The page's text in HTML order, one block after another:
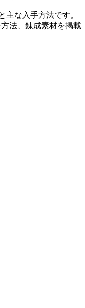
主な入手方法です。
法、錬成素材を掲載